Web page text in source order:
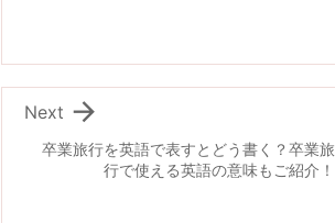
卒業旅行を英語で表すとどう書く？卒業旅
行で使える英語の意味もご紹介！

Next